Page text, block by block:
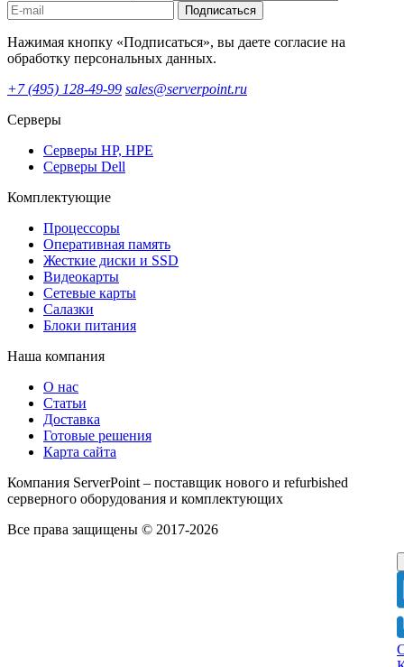
Подписаться
Нажимая кнопку «Подписаться», вы даете согласие на
обработку персональных данных.
+7 (495) 128-49-99 sales@serverpoint.ru
Серверы
Серверы HP, HPE
Серверы Dell
Комплектующие
Процессоры
Оперативная память
Жесткие диски и SSD
Видеокарты
Сетевые карты
Салазки
Блоки питания
Наша компания
О нас
Статьи
Доставка
Готовые решения
Карта сайта
Компания ServerPoint – поставщик нового и refurbished
серверного оборудования и комплектующих
Все права защищены © 2017-2026